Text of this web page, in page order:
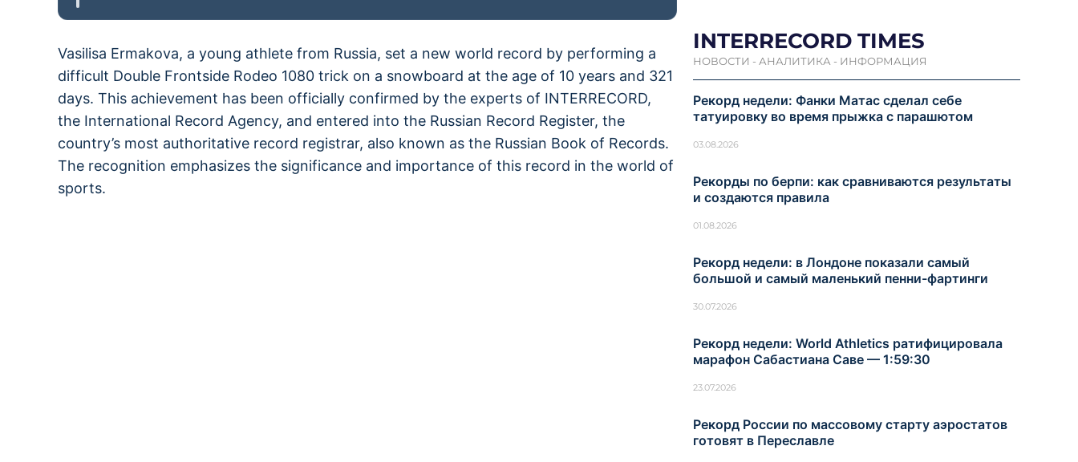
Vasilisa Ermakova, a young athlete from Russia, set a new world record by performing a
difficult Double Frontside Rodeo 1080 trick on a snowboard at the age of 10 years and 321
days. This achievement has been officially confirmed by the experts of INTERRECORD,
the International Record Agency, and entered into the Russian Record Register, the
country’s most authoritative record registrar, also known as the Russian Book of Records.
The recognition emphasizes the significance and importance of this record in the world of
sports.
INTERRECORD TIMES
НОВОСТИ - АНАЛИТИКА - ИНФОРМАЦИЯ
Рекорд недели: Фанки Матас сделал себе
татуировку во время прыжка с парашютом
03.08.2026
Рекорды по берпи: как сравниваются результаты
и создаются правила
01.08.2026
Рекорд недели: в Лондоне показали самый
большой и самый маленький пенни-фартинги
30.07.2026
Рекорд недели: World Athletics ратифицировала
марафон Сабастиана Саве — 1:59:30
23.07.2026
Рекорд России по массовому старту аэростатов
готовят в Переславле